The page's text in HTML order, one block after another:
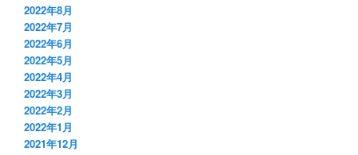
2022年8月
2022年7月
2022年6月
2022年5月
2022年4月
2022年3月
2022年2月
2022年1月
2021年12月